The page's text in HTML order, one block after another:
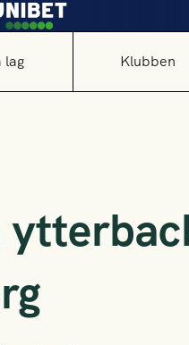
lag Klubben